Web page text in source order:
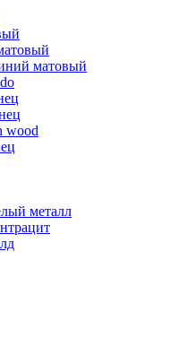
матовый
wood
металл